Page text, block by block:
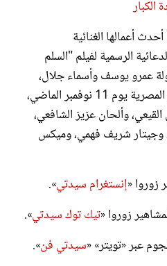
أعمالها الغنائية
الرسمية لفيلم "السلم
بطولة عمرو يوسف وأسماء جلال،
والذي انطلق في دور العرض المصرية يوم 11 نوفمبر الماضي،
وألحان عزيز الشافعي،
وجيتار شريف فهمي، وميكس
زوروا «إنستغرام سيدتي».
زوروا «تيك توك سيدتي».
عبر «تويتر» «سيدتي فن».